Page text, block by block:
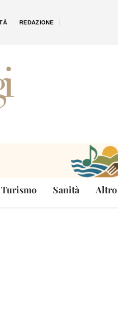
REDAZIONE
Turismo Sanità Altro